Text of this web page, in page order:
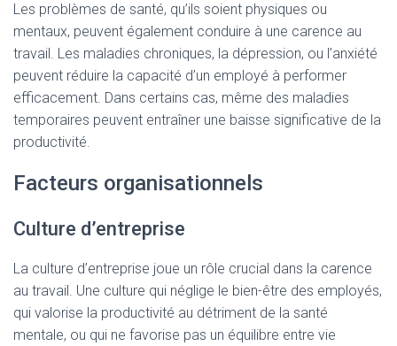
Les problèmes de santé, qu’ils soient physiques ou
mentaux, peuvent également conduire à une carence au
travail. Les maladies chroniques, la dépression, ou l’anxiété
peuvent réduire la capacité d’un employé à performer
efficacement. Dans certains cas, même des maladies
temporaires peuvent entraîner une baisse significative de la
productivité.
Facteurs organisationnels
Culture d’entreprise
La culture d’entreprise joue un rôle crucial dans la carence
au travail. Une culture qui néglige le bien-être des employés,
qui valorise la productivité au détriment de la santé
mentale, ou qui ne favorise pas un équilibre entre vie